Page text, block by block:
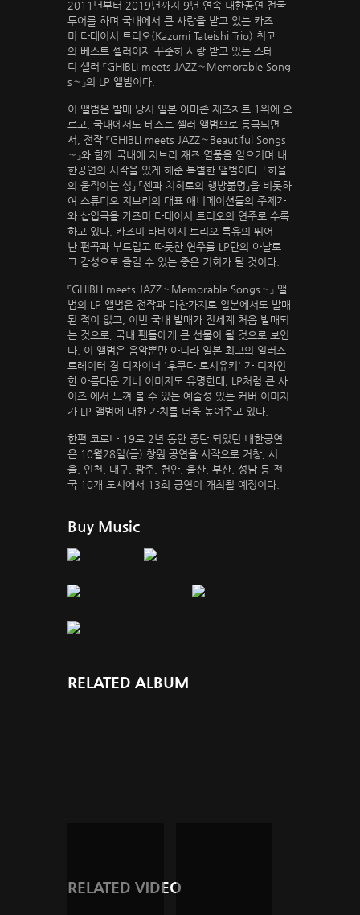
2011년부터 2019년까지 9년 연속 내한공연 전국
투어를 하며 국내에서 큰 사랑을 받고 있는 카즈
미 타테이시 트리오(Kazumi Tateishi Trio) 최고
의 베스트 셀러이자 꾸준히 사랑 받고 있는 스테
디 셀러 『GHIBLI meets JAZZ～Memorable Song
s～』의 LP 앨범이다.
이 앨범은 발매 당시 일본 아마존 재즈차트 1위에 오
르고, 국내에서도 베스트 셀러 앨범으로 등극되면
서, 전작 『GHIBLI meets JAZZ～Beautiful Songs
～』와 함께 국내에 지브리 재즈 열품을 일으키며 내
한공연의 시작을 있게 해준 특별한 앨범이다. 「하을
의 움직이는 성」 「센과 치히로의 행방붊명」을 비롯하
여 스튜디오 지브리의 대표 애니메이션들의 주제가
와 삽입곡을 카즈미 타테이시 트리오의 연주로 수록
하고 있다. 카즈미 타테이시 트리오 특유의 뛰어
난 편곡과 부드럽고 따듯한 연주를 LP만의 아날로
그 감성으로 즐길 수 있는 좋은 기회가 될 것이다.
『GHIBLI meets JAZZ～Memorable Songs～』 앨
범의 LP 앨범은 전작과 마찬가지로 일본에서도 발매
된 적이 없고, 이번 국내 발매가 전세계 처음 발매되
는 것으로, 국내 팬들에게 큰 선물이 될 것으로 보인
다. 이 앨범은 음악뿐만 아니라 일본 최고의 일러스
트레이터 겸 디자이너 '후쿠다 토시유키' 가 디자인
한 아름다운 커버 이미지도 유명한데, LP처럼 큰 사
이즈 에서 느껴 볼 수 있는 예술성 있는 커버 이미지
가 LP 앨범에 대한 가치를 더욱 높여주고 있다.
한편 코로나 19로 2년 동안 중단 되었던 내한공연
은 10월28일(금) 창원 공연을 시작으로 거창, 서
울, 인천, 대구, 광주, 천안, 울산, 부산, 성남 등 전
국 10개 도시에서 13회 공연이 개최될 예정이다.
Buy Music
RELATED ALBUM
RELATED VIDEO